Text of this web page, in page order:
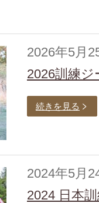
2026年5月
2026訓練ジ
続きを見る
2024年5月
2024 日本